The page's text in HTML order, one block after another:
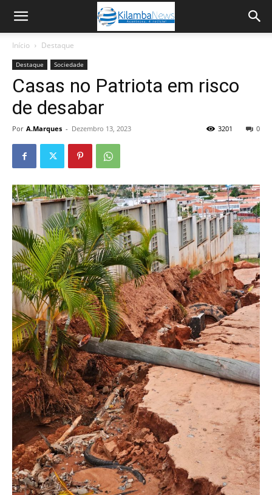
Início Destaque
Destaque Sociedade
Casas no Patriota em risco
de desabar
Por A.Marques - Dezembro 13, 2023 0
3201